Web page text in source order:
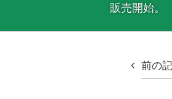
販売開始。
前の